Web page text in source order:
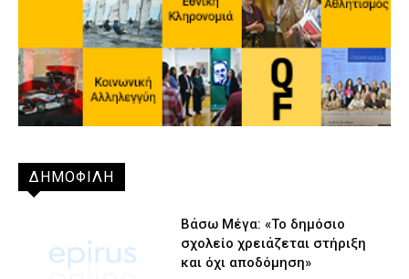
ΔΗΜΟΦΙΛΗ
Βάσω Μέγα: «Το δημόσιο
σχολείο χρειάζεται στήριξη
και όχι αποδόμηση»